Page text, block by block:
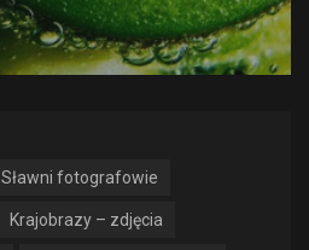
Sławni fotografowie
Krajobrazy – zdjęcia